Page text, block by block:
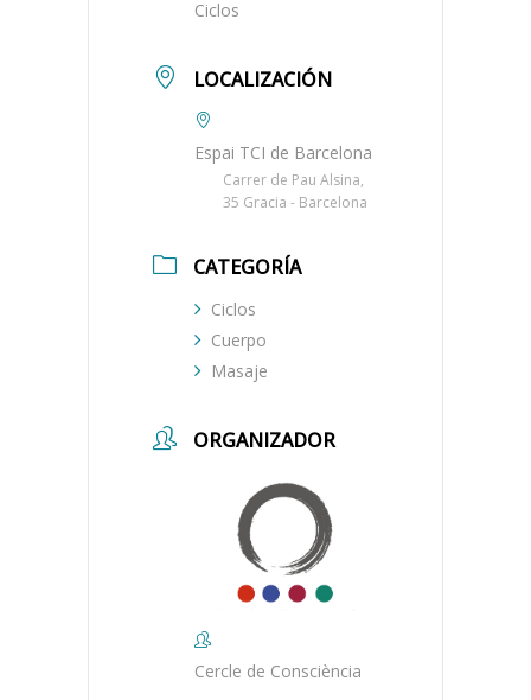
Ciclos
LOCALIZACIÓN
Espai TCI de Barcelona
Carrer de Pau Alsina,
35 Gracia - Barcelona
CATEGORÍA
Ciclos
Cuerpo
Masaje
ORGANIZADOR
Cercle de Consciència